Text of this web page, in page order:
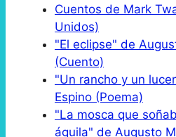
Cuentos de Mark
Unidos)
"El eclipse" de
(Cuento)
"Un rancho y un
Espino (Poema)
"La mosca que
águila" de Augusto